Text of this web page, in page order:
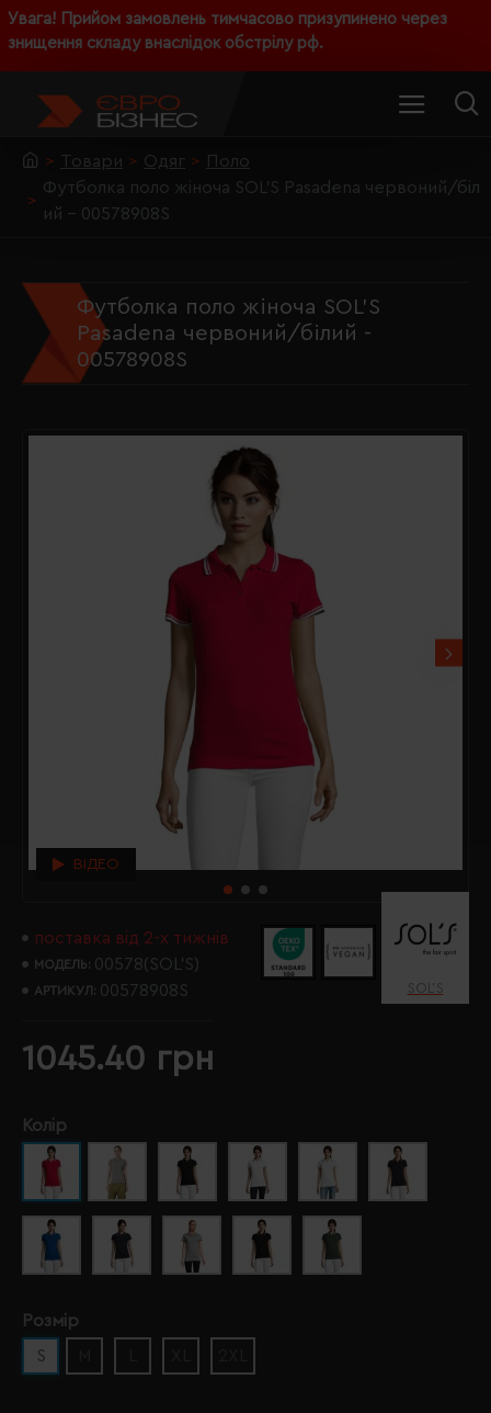
Увага! Прийом замовлень тимчасово призупинено через
знищення складу внаслідок обстрілу рф.
Товари Одяг
Поло
Футболка поло жіноча SOL'S Pasadena червоний/біл
ий - 00578908S
Футболка поло жіноча SOL'S
Pasadena червоний/білий -
00578908S
ВІДЕО
поставка від 2-х тижнів
МОДЕЛЬ: 00578(SOL’S)
АРТИКУЛ: 00578908S SOL’S
1045.40 грн
Колір
Розмір
S